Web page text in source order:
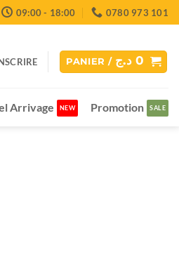
09:00 - 18:00 0780 973 101
PANIER / 0 د.ج
Arrivage Promotion